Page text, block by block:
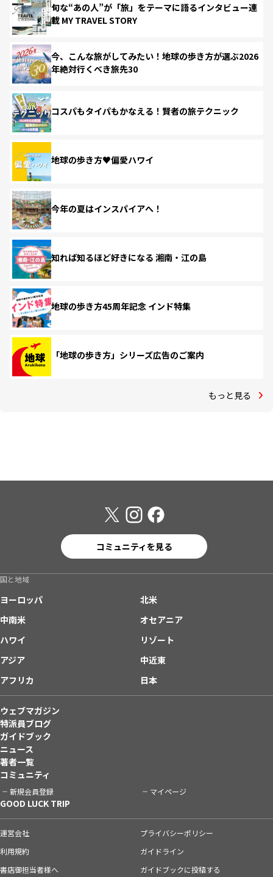
旬な“あの人”が「旅」をテーマに語るインタビュー連
載 MY TRAVEL STORY
今、こんな旅がしてみたい！地球の歩き方が選ぶ2026
年絶対行くべき旅先30
コスパもタイパもかなえる！賢者の旅テクニック
地球の歩き方♥偏愛ハワイ
今年の夏はインスパイアへ！
知れば知るほど好きになる 湘南・江の島
地球の歩き方45周年記念 インド特集
「地球の歩き方」シリーズ広告のご案内
もっと見る
コミュニティを見る
国と地域
ヨーロッパ
北米
中南米
オセアニア
ハワイ
リゾート
アジア
中近東
アフリカ
日本
ウェブマガジン
特派員ブログ
ガイドブック
ニュース
著者一覧
コミュニティ
新規会員登録 マイページ
GOOD LUCK TRIP
運営会社
プライバシーポリシー
利用規約
ガイドライン
書店御担当者様へ
ガイドブックに投稿する